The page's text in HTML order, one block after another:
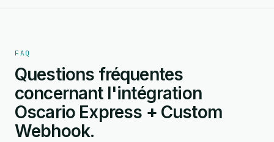
FAQ
Questions fréquentes
concernant l'intégration
Oscario Express + Custom
Webhook.